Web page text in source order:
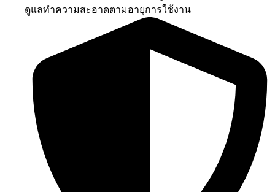
ดูแลทำความสะอาดตามอายุการใช้งาน